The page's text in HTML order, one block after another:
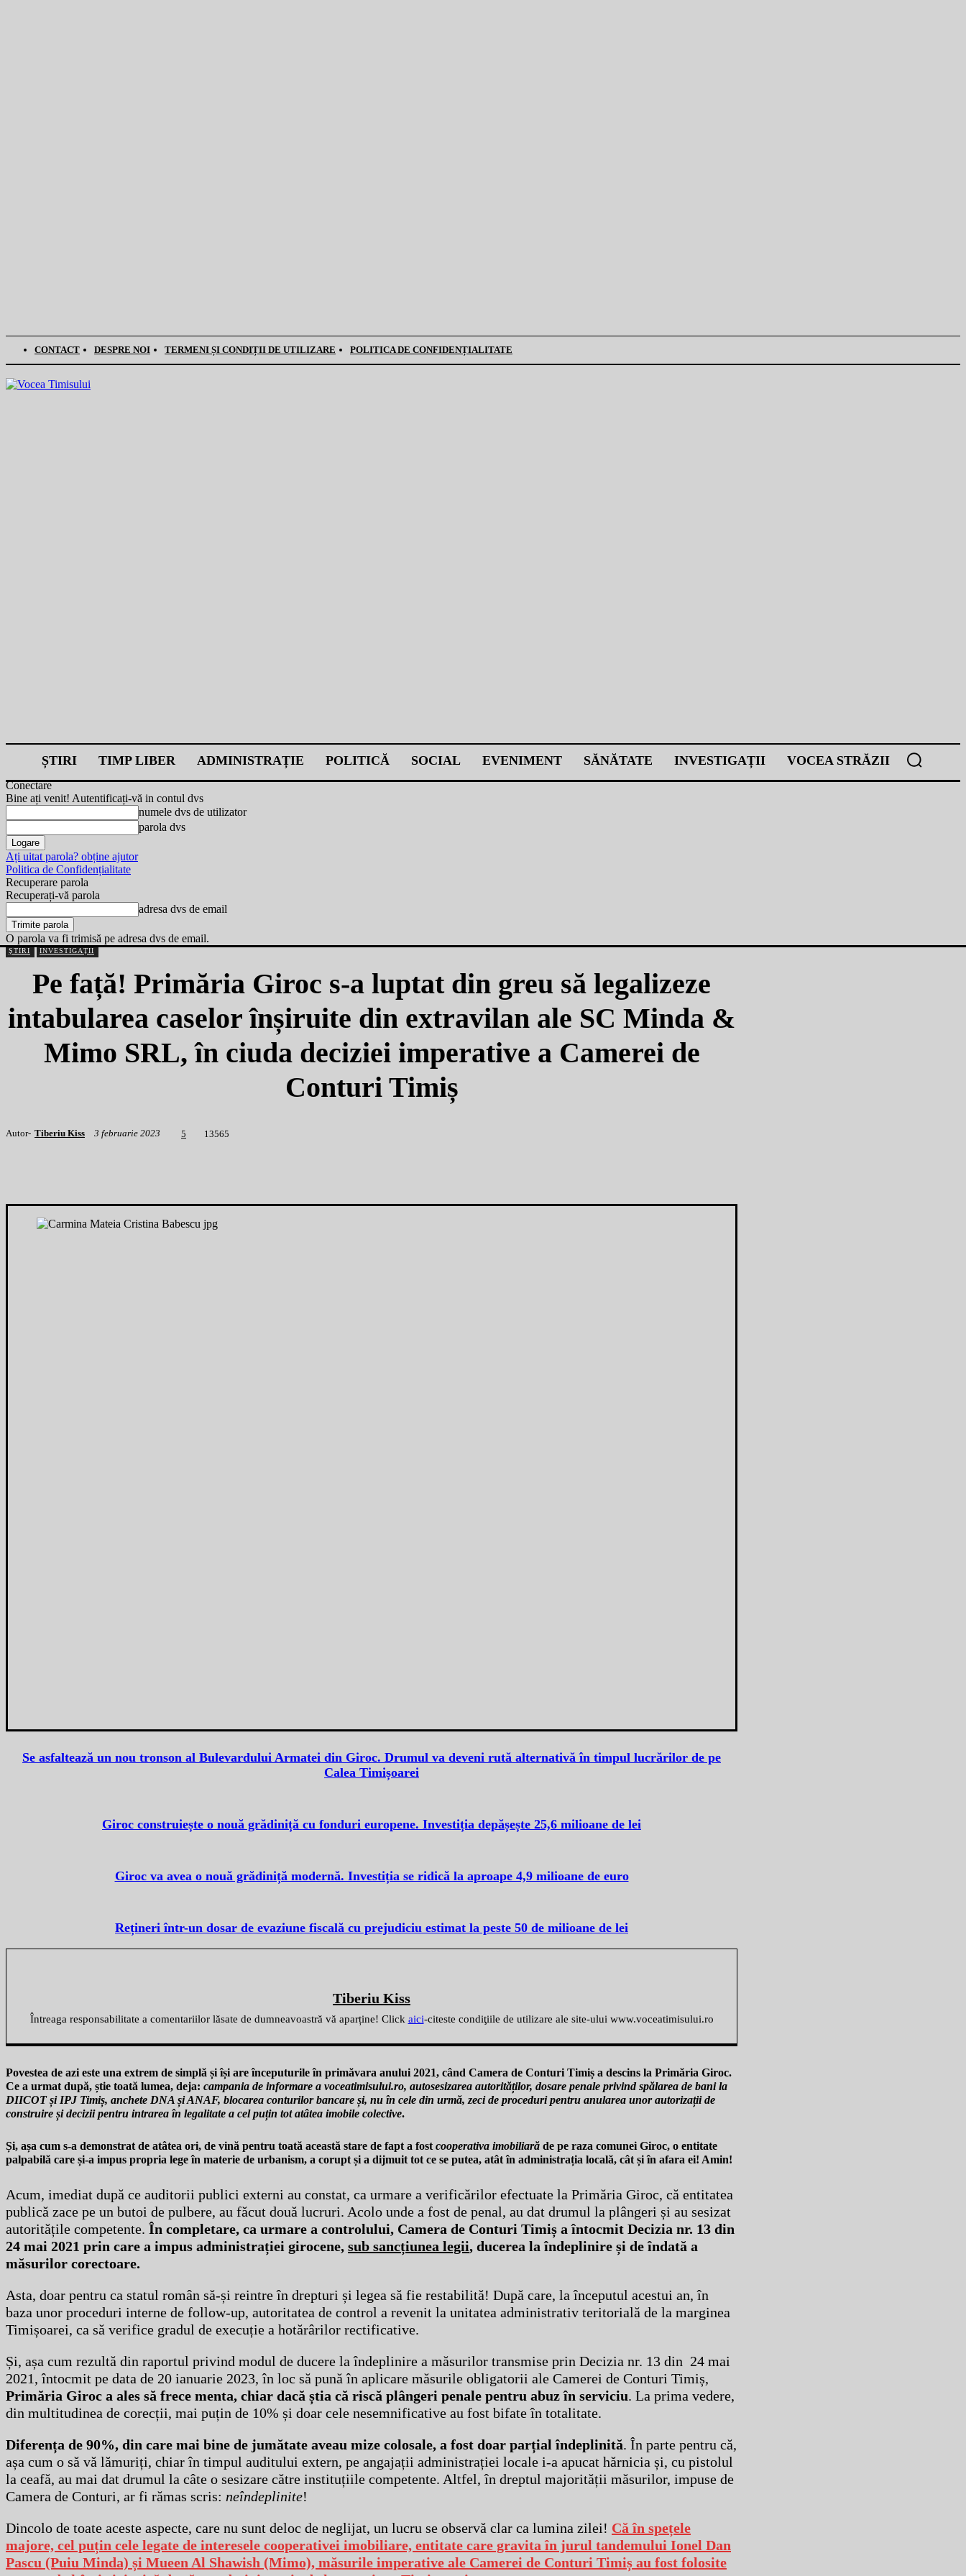
CONTACT DESPRE NOI TERMENI ȘI CONDIȚII DE UTILIZARE POLITICA DE CONFIDENȚIALITATE
ȘTIRI TIMP LIBER ADMINISTRAȚIE POLITICĂ SOCIAL EVENIMENT SĂNĂTATE INVESTIGAȚII VOCEA STRĂZII
Conectare
Bine ați venit! Autentificați-vă in contul dvs
numele dvs de utilizator
parola dvs
Ați uitat parola? obține ajutor
Politica de Confidențialitate
Recuperare parola
Recuperați-vă parola
adresa dvs de email
O parola va fi trimisă pe adresa dvs de email.
ȘTIRI INVESTIGAȚII
Pe față! Primăria Giroc s-a luptat din greu să legalizeze
intabularea caselor înșiruite din extravilan ale SC Minda &
Mimo SRL, în ciuda deciziei imperative a Camerei de
Conturi Timiș
Autor- Tiberiu Kiss 3 februarie 2023 5 1 3565
Se asfaltează un nou tronson al Bulevardului Armatei din Giroc. Drumul va deveni rută alternativă în timpul lucrărilor de pe
Calea Timișoarei
Giroc construiește o nouă grădiniță cu fonduri europene. Investiția depășește 25,6 milioane de lei
Giroc va avea o nouă grădiniță modernă. Investiția se ridică la aproape 4,9 milioane de euro
Rețineri într-un dosar de evaziune fiscală cu prejudiciu estimat la peste 50 de milioane de lei
Tiberiu Kiss
Întreaga responsabilitate a comentariilor lăsate de dumneavoastră vă aparține! Click aici-citeste condiţiile de utilizare ale site-ului www.voceatimisului.ro
Povestea de azi este una extrem de simplă și își are începuturile în primăvara anului 2021, când Camera de Conturi Timiș a descins la Primăria Giroc.
Ce a urmat după, știe toată lumea, deja: campania de informare a voceatimisului.ro, autosesizarea autorităților, dosare penale privind spălarea de bani la
DIICOT și IPJ Timiș, anchete DNA și ANAF, blocarea conturilor bancare și, nu în cele din urmă, zeci de proceduri pentru anularea unor autorizații de
construire și decizii pentru intrarea în legalitate a cel puțin tot atâtea imobile colective.
Și, așa cum s-a demonstrat de atâtea ori, de vină pentru toată această stare de fapt a fostcooperativa imobiliară de pe raza comunei Giroc, o entitate
palpabilă care și-a impus propria lege în materie de urbanism, a corupt și a dijmuit tot ce se putea, atât în administrația locală, cât și în afara ei! Amin!
Acum, imediat după ce auditorii publici externi au constat, ca urmare a verificărilor efectuate la Primăria Giroc, că entitatea
publică zace pe un butoi de pulbere, au făcut două lucruri. Acolo unde a fost de penal, au dat drumul la plângeri și au sesizat
autoritățile competente. În completare, ca urmare a controlului, Camera de Conturi Timiș a întocmit Decizia nr. 13 din
24 mai 2021 prin care a impus administrației girocene, sub sancțiunea legii, ducerea la îndeplinire și de îndată a
măsurilor corectoare.
Asta, doar pentru ca statul român să-și reintre în drepturi și legea să fie restabilită! După care, la începutul acestui an, în
baza unor proceduri interne de follow-up, autoritatea de control a revenit la unitatea administrativ teritorială de la marginea
Timișoarei, ca să verifice gradul de execuție a hotărârilor rectificative.
Și, așa cum rezultă din raportul privind modul de ducere la îndeplinire a măsurilor transmise prin Decizia nr. 13 din 24 mai
2021, întocmit pe data de 20 ianuarie 2023, în loc să pună în aplicare măsurile obligatorii ale Camerei de Conturi Timiș,
Primăria Giroc a ales să frece menta, chiar dacă știa că riscă plângeri penale pentru abuz în serviciu. La prima vedere,
din multitudinea de corecții, mai puțin de 10% și doar cele nesemnificative au fost bifate în totalitate.
Diferența de 90%, din care mai bine de jumătate aveau mize colosale, a fost doar parțial îndeplinită. În parte pentru că,
așa cum o să vă lămuriți, chiar în timpul auditului extern, pe angajații administrației locale i-a apucat hărnicia și, cu pistolul
la ceafă, au mai dat drumul la câte o sesizare către instituțiile competente. Altfel, în dreptul majorității măsurilor, impuse de
Camera de Conturi, ar fi rămas scris: neîndeplinite!
Dincolo de toate aceste aspecte, care nu sunt deloc de neglijat, un lucru se observă clar ca lumina zilei! Că în spețele
majore, cel puțin cele legate de interesele cooperativei imobiliare, entitate care gravita în jurul tandemului Ionel Dan
Pascu (Puiu Minda) și Mueen Al Shawish (Mimo), măsurile imperative ale Camerei de Conturi Timiș au fost folosite